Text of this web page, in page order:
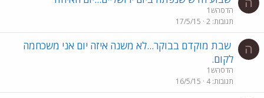
הדסהש1
תגובות 2
17/5/15
ה
שבת מוקדם בבוקר...לא משנה איזה יום אני משכחמה
לקום.
הדסהש1
תגובות 4
16/5/15